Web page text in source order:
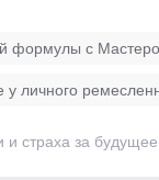
формулы с
у личного
и страха за